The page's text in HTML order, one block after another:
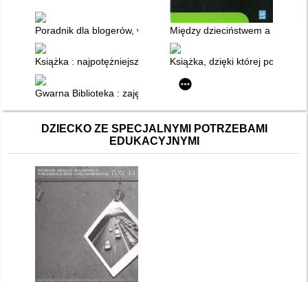
Poradnik dla blogerów, vlogerów, gamerów i
Między dzieciństwem a
Książka : najpotężniejszy przedmiot naszych czasów zbadany
Książka, dzięki której
Gwarna Biblioteka : zajęcia czytelnicze wspomagane
DZIECKO ZE SPECJALNYMI POTRZEBAMI
EDUKACYJNYMI